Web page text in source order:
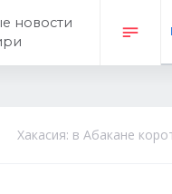
новости
Хакасия: в Абакане